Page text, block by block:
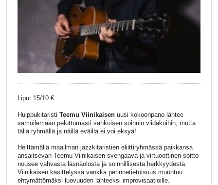
Liput 15/10 €
Huippukitaristi Teemu Viinikaisenuusi kokoonpano lähtee
samoilemaan pelottomasti sähköisen soinnin viidakoihin, mutta
tällä ryhmällä ja näillä eväillä ei voi eksyä!
Heittämällä maailman jazzkitaristien eliittiryhmässä paikkansa
ansaitsevan Teemu Viinikaisen svengaava ja virtuoottinen soitto
nousee vahvasta läsnäolosta ja soinnillisesta herkkyydestä.
Viinikaisen käsittelyssä vankka perinnetietoisuus muuntuu
ehtymättömäksi luovuuden lähteeksi improvisaatioille.